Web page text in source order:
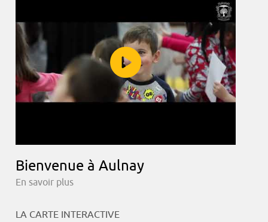
Bienvenue à Aulnay
En savoir plus
LA CARTE INTERACTIVE